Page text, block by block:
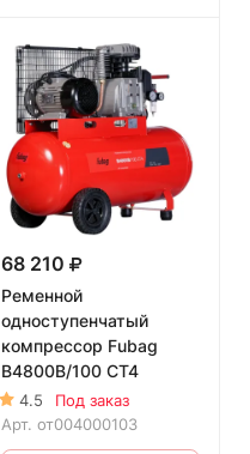
68 210
Ременной
одноступенчатый
компрессор Fubag
B4800B/100 CT4
4.5
Под заказ
Арт. от004000103